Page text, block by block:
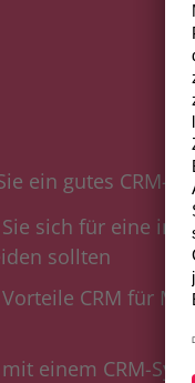
ein gutes CRM-
sich für eine
sollten
CRM für
einem CRM-